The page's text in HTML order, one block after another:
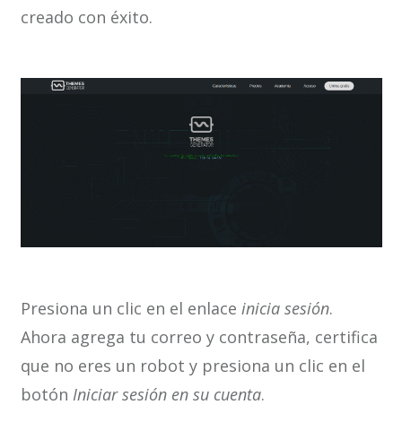
creado con éxito.
Presiona un clic en el enlace inicia sesión.
Ahora agrega tu correo y contraseña, certifica
que no eres un robot y presiona un clic en el
botón Iniciar sesión en su cuenta.